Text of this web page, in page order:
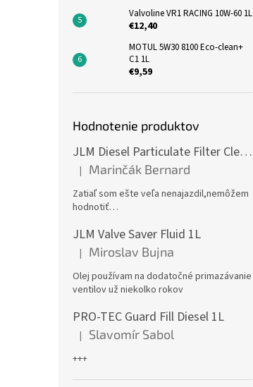
Valvoline VR1 RACING 10W-60 1L
€12,40
MOTUL 5W30 8100 Eco-clean+
C1 1L
€9,59
Hodnotenie produktov
JLM Diesel Particulate Filter Cleaner 375ml - čistič DPF
Hodnotenie produktu je 5 z 5 hviezdičiek.
| Marinčák Bernard
Zatiaľ som ešte veľa nenajazdil,nemôžem
hodnotiť…
JLM Valve Saver Fluid 1L
Hodnotenie produktu je 5 z 5 hviezdičiek.
| Miroslav Bujna
Olej používam na dodatočné primazávanie
ventilov už niekolko rokov
PRO-TEC Guard Fill Diesel 1L
Hodnotenie produktu je 5 z 5 hviezdičiek.
| Slavomír Sabol
+++